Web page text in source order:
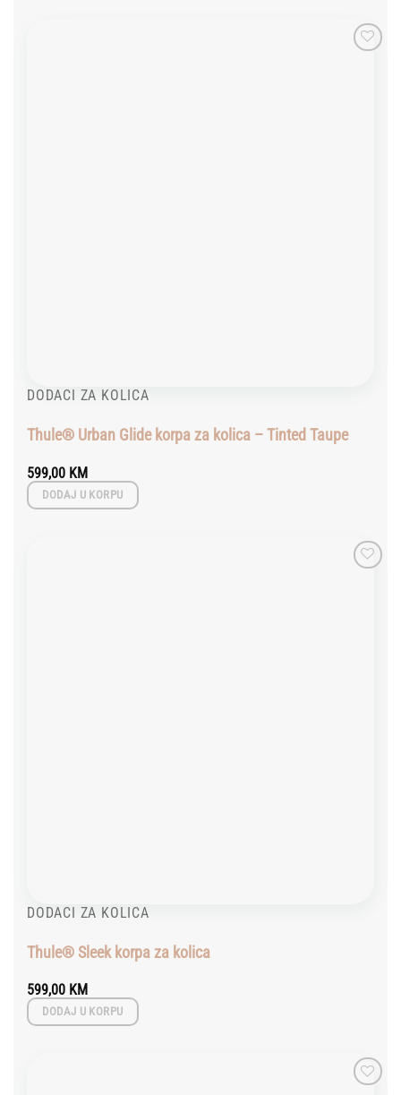
DODACI ZA KOLICA
Thule® Urban Glide korpa za kolica – Tinted Taupe
599,00 KM
DODAJ U KORPU
DODACI ZA KOLICA
Thule® Sleek korpa za kolica
599,00 KM
DODAJ U KORPU